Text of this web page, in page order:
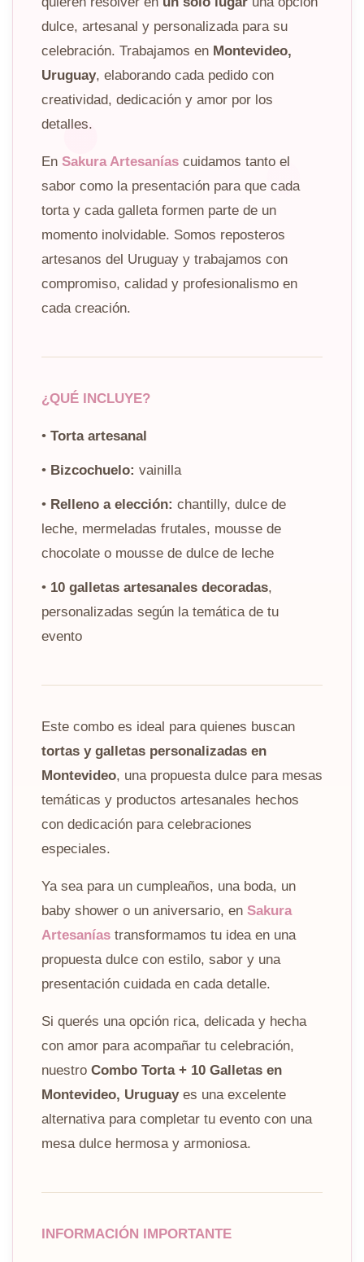
dulce, artesanal y personalizada para su
celebración. Trabajamos en Montevideo,
Uruguay, elaborando cada pedido con
creatividad, dedicación y amor por los
detalles.
En Sakura Artesanías cuidamos tanto el
sabor como la presentación para que cada
torta y cada galleta formen parte de un
momento inolvidable. Somos reposteros
artesanos del Uruguay y trabajamos con
compromiso, calidad y profesionalismo en
cada creación.
¿QUÉ INCLUYE?
• Torta artesanal
• Bizcochuelo: vainilla
• Relleno a elección: chantilly, dulce de
leche, mermeladas frutales, mousse de
chocolate o mousse de dulce de leche
• 10 galletas artesanales decoradas,
personalizadas según la temática de tu
evento
Este combo es ideal para quienes buscan
tortas y galletas personalizadas en
Montevideo, una propuesta dulce para mesas
temáticas y productos artesanales hechos
con dedicación para celebraciones
especiales.
Ya sea para un cumpleaños, una boda, un
baby shower o un aniversario, en Sakura
Artesanías transformamos tu idea en una
propuesta dulce con estilo, sabor y una
presentación cuidada en cada detalle.
Si querés una opción rica, delicada y hecha
con amor para acompañar tu celebración,
nuestro Combo Torta + 10 Galletas en
Montevideo, Uruguayes una excelente
alternativa para completar tu evento con una
mesa dulce hermosa y armoniosa.
INFORMACIÓN IMPORTANTE